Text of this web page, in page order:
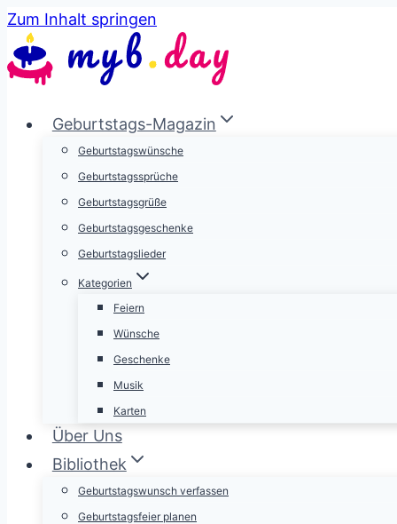
Zum Inhalt springen
Geburtstags-Magazin
Geburtstagswünsche
Geburtstagssprüche
Geburtstagsgrüße
Geburtstagsgeschenke
Geburtstagslieder
Kategorien
Feiern
Wünsche
Geschenke
Musik
Karten
Über Uns
Bibliothek
Geburtstagswunsch verfassen
Geburtstagsfeier planen